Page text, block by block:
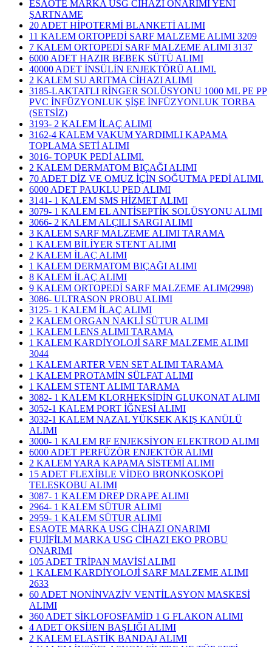
ESAOTE MARKA USG CİHAZI ONARIMI YENİ
ŞARTNAME
20 ADET HİPOTERMİ BLANKETİ ALIMI
11 KALEM ORTOPEDİ SARF MALZEME ALIMI 3209
7 KALEM ORTOPEDİ SARF MALZEME ALIMI 3137
6000 ADET HAZIR BEBEK SÜTÜ ALIMI
40000 ADET İNSÜLİN ENJEKTÖRÜ ALIMI.
2 KALEM SU ARITMA CİHAZI ALIMI
3185-LAKTATLI RİNGER SOLÜSYONU 1000 ML PE PP
PVC İNFÜZYONLUK ŞİŞE İNFÜZYONLUK TORBA
(SETSİZ)
3193- 2 KALEM İLAÇ ALIMI
3162-4 KALEM VAKUM YARDIMLI KAPAMA
TOPLAMA SETİ ALIMI
3016- TOPUK PEDİ ALIMI.
2 KALEM DERMATOM BIÇAĞI ALIMI
70 ADET DİZ VE OMUZ İÇİN SOĞUTMA PEDİ ALIMI.
6000 ADET PAUKLU PED ALIMI
3141- 1 KALEM SMS HİZMET ALIMI
3079- 1 KALEM EL ANTİSEPTİK SOLÜSYONU ALIMI
3066- 2 KALEM ALÇILI SARGI ALIMI
3 KALEM SARF MALZEME ALIMI TARAMA
1 KALEM BİLİYER STENT ALIMI
2 KALEM İLAÇ ALIMI
1 KALEM DERMATOM BIÇAĞI ALIMI
8 KALEM İLAÇ ALIMI
9 KALEM ORTOPEDİ SARF MALZEME ALIM(2998)
3086- ULTRASON PROBU ALIMI
3125- 1 KALEM İLAÇ ALIMI
2 KALEM ORGAN NAKLİ SÜTUR ALIMI
1 KALEM LENS ALIMI TARAMA
1 KALEM KARDİYOLOJİ SARF MALZEME ALIMI
3044
1 KALEM ARTER VEN SET ALIMI TARAMA
1 KALEM PROTAMİN SÜLFAT ALIMI
1 KALEM STENT ALIMI TARAMA
3082- 1 KALEM KLORHEKSİDİN GLUKONAT ALIMI
3052-1 KALEM PORT İĞNESİ ALIMI
3032-1 KALEM NAZAL YÜKSEK AKIŞ KANÜLÜ
ALIMI
3000- 1 KALEM RF ENJEKSİYON ELEKTROD ALIMI
6000 ADET PERFÜZÖR ENJEKTÖR ALIMI
2 KALEM YARA KAPAMA SİSTEMİ ALIMI
15 ADET FLEXİBLE VİDEO BRONKOSKOPİ
TELESKOBU ALIMI
3087- 1 KALEM DREP DRAPE ALIMI
2964- 1 KALEM SÜTUR ALIMI
2959- 1 KALEM SÜTUR ALIMI
ESAOTE MARKA USG CİHAZI ONARIMI
FUJİFİLM MARKA USG CİHAZI EKO PROBU
ONARIMI
105 ADET TRİPAN MAVİSİ ALIMI
1 KALEM KARDİYOLOJİ SARF MALZEME ALIMI
2633
60 ADET NONİNVAZİV VENTİLASYON MASKESİ
ALIMI
360 ADET SİKLOFOSFAMİD 1 G FLAKON ALIMI
4 ADET OKSİJEN BAŞLIĞI ALIMI
2 KALEM ELASTİK BANDAJ ALIMI